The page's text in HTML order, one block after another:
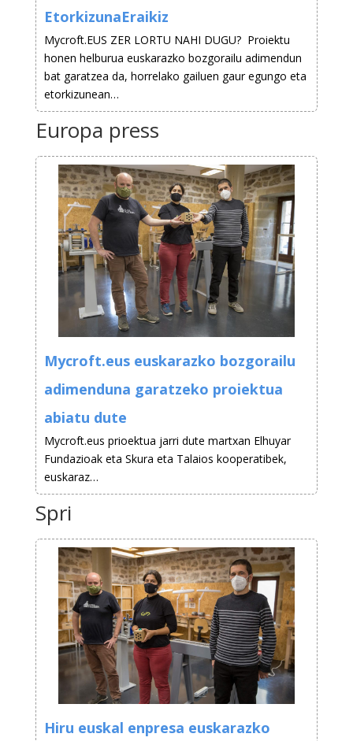
EtorkizunaEraikiz
Mycroft.EUS ZER LORTU NAHI DUGU? Proiektu
honen helburua euskarazko bozgorailu adimendun
bat garatzea da, horrelako gailuen gaur egungo eta
etorkizunean…
Europa press
Mycroft.eus euskarazko bozgorailu
adimenduna garatzeko proiektua
abiatu dute
Mycroft.eus prioektua jarri dute martxan Elhuyar
Fundazioak eta Skura eta Talaios kooperatibek,
euskaraz…
Spri
Hiru euskal enpresa euskarazko